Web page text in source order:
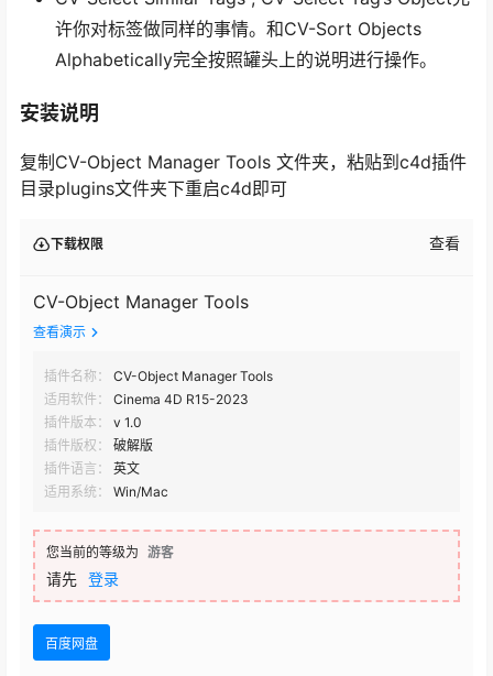
许你对标签做同样的事情。和CV-Sort Objects
Alphabetically完全按照罐头上的说明进行操作。
安装说明
复制CV-Object Manager Tools 文件夹，粘贴到c4d插件
目录plugins文件夹下重启c4d即可
下载权限 查看
CV-Object Manager Tools
查看演示
插件名称：
CV-Object Manager Tools
适用软件：
Cinema 4D R15-2023
插件版本：
v 1.0
插件版权：
破解版
插件语言：
英文
适用系统：
Win/Mac
您当前的等级为 游客
请先 登录
百度网盘